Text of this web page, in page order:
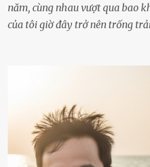
năm, cùng nhau vượt qua bao
của tôi giờ đây trở nên trống
rơi vào khoảng trống vô tận,
ngồi lặng lẽ nhớ về cô ấy.
chìm đắm trong đau khổ. Họ
thiết đã đến bên, giúp tôi tổ
ngày giỗ đầu tiên của vợ, 49
mãi.Buổi sáng hôm đó, sau